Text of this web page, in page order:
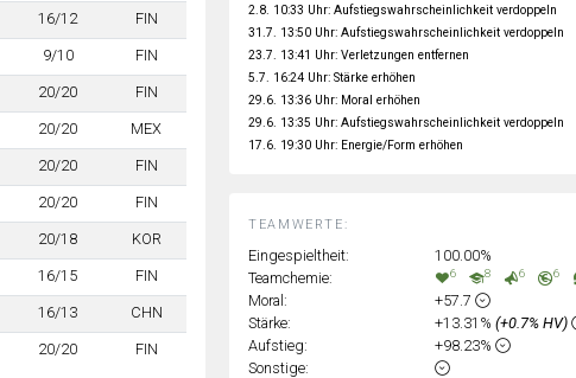
16/12 FIN
9/10 FIN
20/20 FIN
20/20 MEX
20/20 FIN
20/20 FIN
20/18 KOR
16/15 FIN
16/13 CHN
20/20 FIN
TEAMWERTE:
Eingespieltheit:
100.00%
Teamchemie:
6 8 6 6
Moral:
+57.7
Stärke:
+13.31% (+0.7% HV)
Aufstieg:
+98.23%
Sonstige:
2.8. 10:33 Uhr: Aufstiegswahrscheinlichkeit verdoppeln
31.7. 13:50 Uhr: Aufstiegswahrscheinlichkeit verdoppeln
23.7. 13:41 Uhr: Verletzungen entfernen
5.7. 16:24 Uhr: Stärke erhöhen
29.6. 13:36 Uhr: Moral erhöhen
29.6. 13:35 Uhr: Aufstiegswahrscheinlichkeit verdoppeln
17.6. 19:30 Uhr: Energie/Form erhöhen